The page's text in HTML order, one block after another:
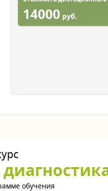
14000 руб.
обучения